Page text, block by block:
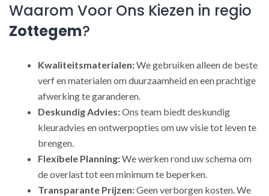
Waarom Voor Ons Kiezen in regio
Zottegem?
Kwaliteitsmaterialen:We gebruiken alleen de beste
verf en materialen om duurzaamheid en een prachtige
afwerking te garanderen.
Deskundig Advies:Ons team biedt deskundig
kleuradvies en ontwerpopties om uw visie tot leven te
brengen.
Flexibele Planning:We werken rond uw schema om
de overlast tot een minimum te beperken.
Transparante Prijzen:Geen verborgen kosten. We